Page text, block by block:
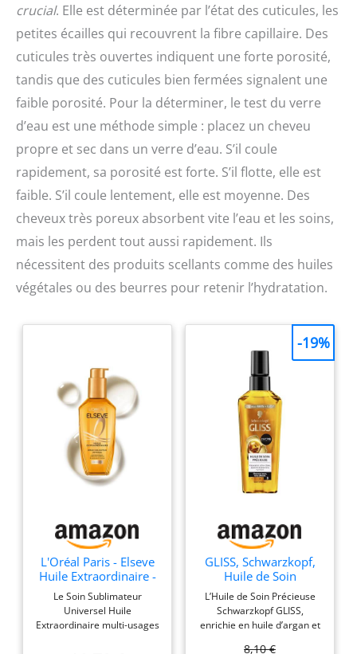
crucial. Elle est déterminée par l’état des cuticules, les
petites écailles qui recouvrent la fibre capillaire. Des
cuticules très ouvertes indiquent une forte porosité,
tandis que des cuticules bien fermées signalent une
faible porosité. Pour la déterminer, le test du verre
d’eau est une méthode simple : placez un cheveu
propre et sec dans un verre d’eau. S’il coule
rapidement, sa porosité est forte. S’il flotte, elle est
faible. S’il coule lentement, elle est moyenne. Des
cheveux très poreux absorbent vite l’eau et les soins,
mais les perdent tout aussi rapidement. Ils
nécessitent des produits scellants comme des huiles
végétales ou des beurres pour retenir l’hydratation.
L'Oréal Paris - Elseve
Huile Extraordinaire -
Soin Sublimateur
Universel Nourrissant
Multi-Usages - Sans
Rinçage - Enrichi en
Le Soin Sublimateur
Universel Huile
Extraordinaire multi-usages
GLISS, Schwarzkopf,
Huile de Soin
Precieuse, Reparation
ultra ciblee, Apporte
Resistance &
Nutrition, Haptiq
System, Cheveux Secs
L’Huile de Soin Précieuse
Schwarzkopf GLISS,
enrichie en huile d’argan et
8,10 €
-19%